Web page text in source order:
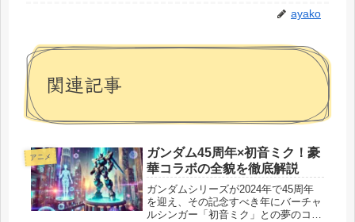
ayako
関連記事
アニメ
ガンダム45周年×初音ミク！豪
華コラボの全貌を徹底解説
ガンダムシリーズが2024年で45周年
を迎え、その記念すべき年にバーチャ
ルシンガー「初音ミク」との夢のコラ